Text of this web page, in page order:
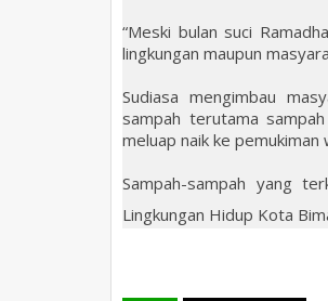
“Meski bulan suci
lingkungan maupun
Sudiasa mengimbau
sampah terutama
meluap naik ke pemukiman
Sampah-sampah yang
Lingkungan Hidup Kota